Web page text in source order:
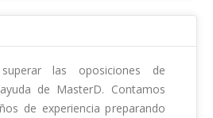
las oposiciones de
de MasterD. Contamos
de experiencia preparando